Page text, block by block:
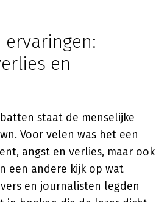
ervaringen:
en
staat de menselijke
Voor velen was het een
angst en verlies, maar ook
een andere kijk op wat
en journalisten legden